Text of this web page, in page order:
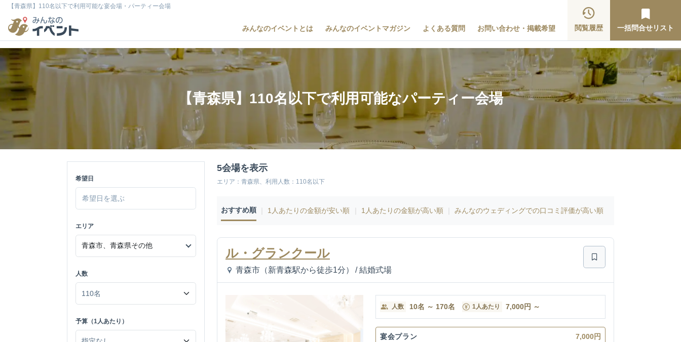
【青森県】110名以下で利用可能な宴会場・パーティー会場
みんなのイベントとは みんなのイベントマガジン よくある質問 お問い合わせ・掲載希望 閲覧履歴 一括問合せリスト
【青森県】110名以下で利用可能なパーティー会場
希望日
エリア
人数
予算（1人あたり）
5会場を表示
エリア：青森県、利用人数：110名以下
おすすめ順 1人あたりの金額が安い順 1人あたりの金額が高い順 みんなのウェディングでの口コミ評価が高い順
ル・グランクール
青森市（新青森駅から徒歩1分） / 結婚式場
人数 10名 ～ 170名 1人あたり 7,000円 ～
宴会プラン 7,000円